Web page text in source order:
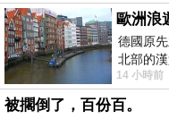
歐洲浪
德國原
北部的
堡市吃晚
14 小時前
被擱倒了，百份百。